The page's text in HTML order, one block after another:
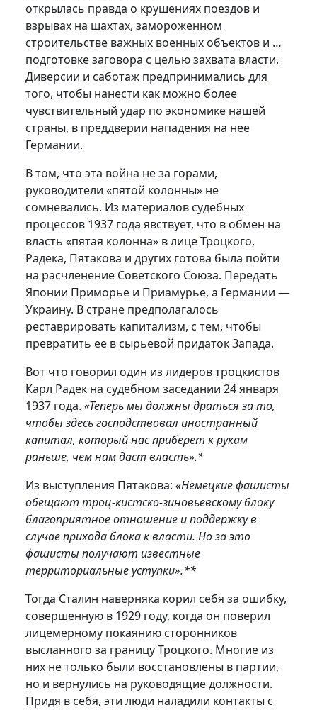
открылась правда о крушениях поездов и
взрывах на шахтах, замороженном
строительстве важных военных объектов и …
подготовке заговора с целью захвата власти.
Диверсии и саботаж предпринимались для
того, чтобы нанести как можно более
чувствительный удар по экономике нашей
страны, в преддверии нападения на нее
Германии.
В том, что эта война не за горами,
руководители «пятой колонны» не
сомневались. Из материалов судебных
процессов 1937 года явствует, что в обмен на
власть «пятая колонна» в лице Троцкого,
Радека, Пятакова и других готова была пойти
на расчленение Советского Союза. Передать
Японии Приморье и Приамурье, а Германии —
Украину. В стране предполагалось
реставрировать капитализм, с тем, чтобы
превратить ее в сырьевой придаток Запада.
Вот что говорил один из лидеров троцкистов
Карл Радек на судебном заседании 24 января
1937 года. «Теперь мы должны драться за то,
чтобы здесь господствовал иностранный
капитал, который нас приберет к рукам
раньше, чем нам даст власть».*
Из выступления Пятакова: «Немецкие фашисты
обещают троц-кистско-зиновьевскому блоку
благоприятное отношение и поддержку в
случае прихода блока к власти. Но за это
фашисты получают известные
территориальные уступки».**
Тогда Сталин наверняка корил себя за ошибку,
совершенную в 1929 году, когда он поверил
лицемерному покаянию сторонников
высланного за границу Троцкого. Многие из
них не только были восстановлены в партии,
но и вернулись на руководящие должности.
Придя в себя, эти люди наладили контакты с